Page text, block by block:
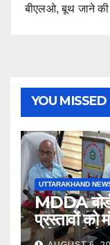
बीएलओ, बूथ जाने की
YOU MISSED
UTTARAKHAND
MDDA
प्रस्तावों
पर्यटन